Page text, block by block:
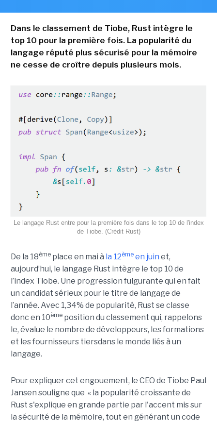
Dans le classement de Tiobe, Rust intègre le
top 10 pour la première fois. La popularité du
langage réputé plus sécurisé pour la mémoire
ne cesse de croître depuis plusieurs mois.
Le langage Rust entre pour la première fois dans le top 10 de l'index
de Tiobe. (Crédit Rust)
De la 18èmeplace en mai à la 12èmeen juin et,
aujourd’hui, le langage Rust intègre le top 10 de
l’index Tiobe. Une progression fulgurante qui en fait
un candidat sérieux pour le titre de langage de
l’année. Avec 1,34% de popularité, Rust se classe
donc en 10èmeposition du classement qui, rappelons
le, évalue le nombre de développeurs, les formations
et les fournisseurs tiersdans le monde liés à un
langage.
Pour expliquer cet engouement, le CEO de Tiobe Paul
Jansen souligne que « la popularité croissante de
Rust s'explique en grande partie par l'accent mis sur
la sécurité de la mémoire, tout en générant un code